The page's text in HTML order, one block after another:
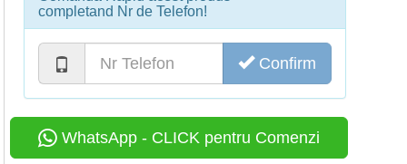
completand Nr de Telefon!
Confirm
WhatsApp - CLICK pentru Comenzi